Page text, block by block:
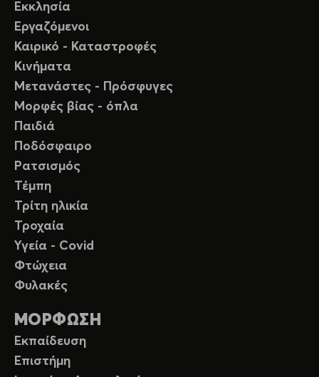
Εκκλησία
Εργαζόμενοι
Καιρικό - Καταστροφές
Κινήματα
Μετανάστες - Πρόσφυγες
Μορφές βίας - όπλα
Παιδιά
Ποδόσφαιρο
Ρατσισμός
Τέμπη
Τρίτη ηλικία
Τροχαία
Υγεία - Covid
Φτώχεια
Φυλακές
ΜΟΡΦΩΣΗ
Εκπαίδευση
Επιστήμη